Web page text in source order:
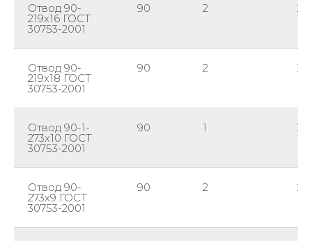
Отвод 90-
219х16 ГОСТ
30753-2001
90 2
Отвод 90-
219х18 ГОСТ
30753-2001
90 2
Отвод 90-1-
273х10 ГОСТ
30753-2001
90 1
Отвод 90-
273х9 ГОСТ
30753-2001
90 2